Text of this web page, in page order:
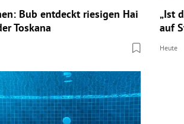
Bub entdeckt riesigen Hai
Toskana
„Ist
auf
Heute